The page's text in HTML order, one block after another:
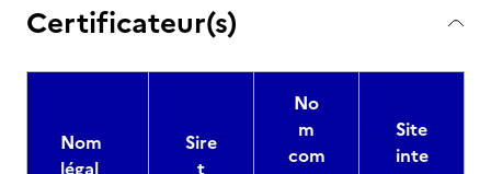
Certificateur(s)
Nom
légal
Sire
t
No
m
com
Site
inte